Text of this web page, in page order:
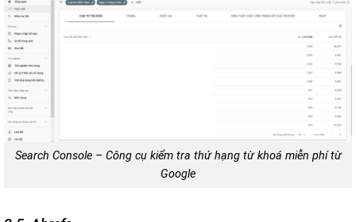
Search Console – Công cụ kiểm tra thứ hạng từ khoá miễn phí từ
Google